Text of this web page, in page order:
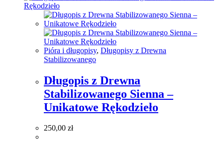
Pióra i długopisy, Długopisy z Drewna
Stabilizowanego
Długopis z Drewna
Stabilizowanego Sienna –
Unikatowe Rękodzieło
250,00 zł